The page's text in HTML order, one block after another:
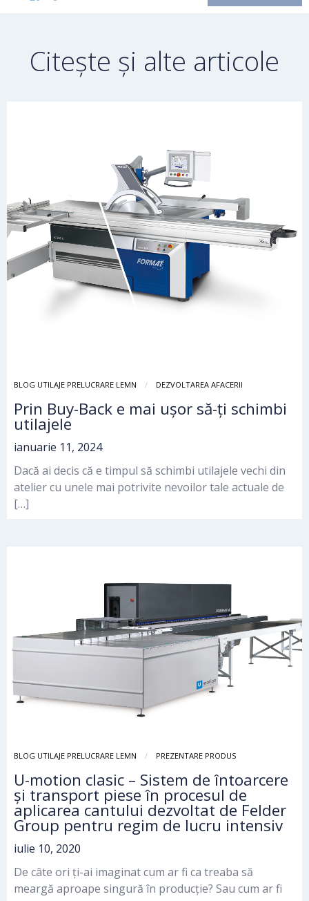
Citește și alte articole
BLOG UTILAJE PRELUCRARE LEMN DEZVOLTAREA AFACERII
Prin Buy-Back e mai ușor să-ți schimbi
utilajele
ianuarie 11, 2024
Dacă ai decis că e timpul să schimbi utilajele vechi din
atelier cu unele mai potrivite nevoilor tale actuale de
[…]
BLOG UTILAJE PRELUCRARE LEMN PREZENTARE PRODUS
U-motion clasic – Sistem de întoarcere
și transport piese în procesul de
aplicarea cantului dezvoltat de Felder
Group pentru regim de lucru intensiv
iulie 10, 2020
De câte ori ți-ai imaginat cum ar fi ca treaba să
meargă aproape singură în producție? Sau cum ar fi